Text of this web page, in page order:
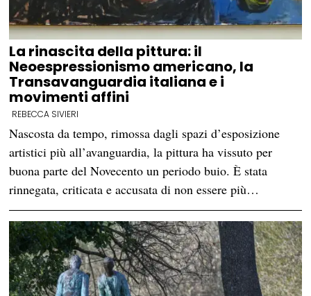
La rinascita della pittura: il
Neoespressionismo americano, la
Transavanguardia italiana e i
movimenti affini
REBECCA SIVIERI
Nascosta da tempo, rimossa dagli spazi d’esposizione
artistici più all’avanguardia, la pittura ha vissuto per
buona parte del Novecento un periodo buio. È stata
rinnegata, criticata e accusata di non essere più…